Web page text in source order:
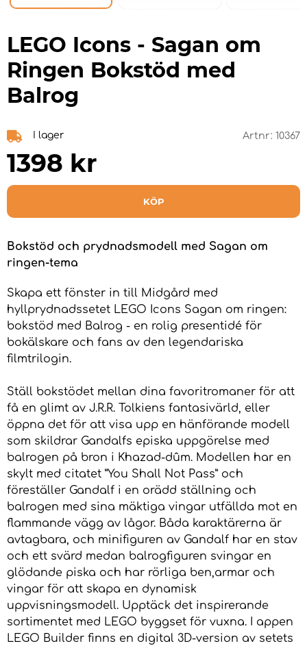
LEGO Icons - Sagan om
Ringen Bokstöd med
Balrog
I lager Artnr: 10367
1398 kr
KÖP
Bokstöd och prydnadsmodell med Sagan om
ringen-tema
Skapa ett fönster in till Midgård med
hyllprydnadssetet LEGO Icons Sagan om ringen:
bokstöd med Balrog - en rolig presentidé för
bokälskare och fans av den legendariska
filmtrilogin.
Ställ bokstödet mellan dina favoritromaner för att
få en glimt av J.R.R. Tolkiens fantasivärld, eller
öppna det för att visa upp en hänförande modell
som skildrar Gandalfs episka uppgörelse med
balrogen på bron i Khazad-dûm. Modellen har en
skylt med citatet ”You Shall Not Pass” och
föreställer Gandalf i en orädd ställning och
balrogen med sina mäktiga vingar utfällda mot en
flammande vägg av lågor. Båda karaktärerna är
avtagbara, och minifiguren av Gandalf har en stav
och ett svärd medan balrogfiguren svingar en
glödande piska och har rörliga ben,armar och
vingar för att skapa en dynamisk
uppvisningsmodell. Upptäck det inspirerande
sortimentet med LEGO byggset för vuxna. I appen
LEGO Builder finns en digital 3D-version av setets